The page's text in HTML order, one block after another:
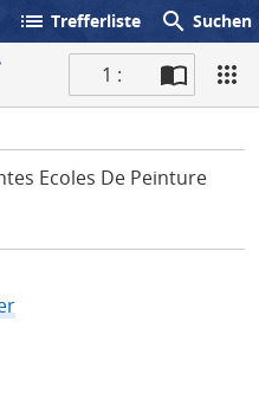
list Trefferliste search Suchen
1 :
Ecoles De Peinture